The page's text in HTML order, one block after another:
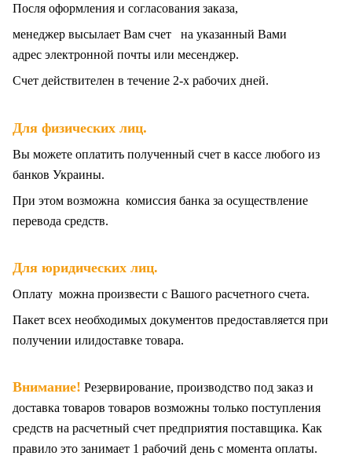
Посля оформления и согласования заказа,
менеджер высылает Вам счет на указанный Вами
адрес электронной почты или месенджер.
Счет действителен в течение 2-х рабочих дней.
Для физических лиц.
Вы можете оплатить полученный счет в кассе любого из
банков Украины.
При этом возможна комиссия банка за осуществление
перевода средств.
Для юридических лиц.
Оплату можна произвести с Вашого расчетного счета.
Пакет всех необходимых документов предоставляется при
получении илидоставке товара.
Внимание! Резервирование, производство под заказ и
доставка товаров товаров возможны только поступления
средств на расчетный счет предприятия поставщика. Как
правило это занимает 1 рабочий день с момента оплаты.